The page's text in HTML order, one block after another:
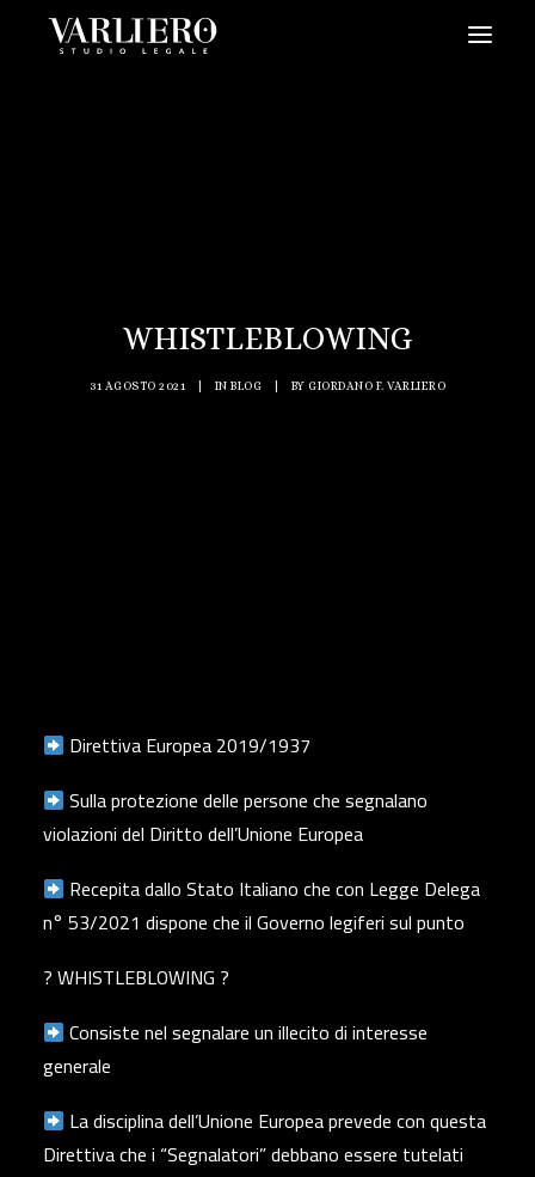
WHISTLEBLOWING
31 AGOSTO 2021 IN BLOG BY GIORDANO F. VARLIERO
Direttiva Europea 2019/1937
Sulla protezione delle persone che segnalano
violazioni del Diritto dell’Unione Europea
Recepita dallo Stato Italiano che con Legge Delega
n° 53/2021 dispone che il Governo legiferi sul punto
? WHISTLEBLOWING ?
Consiste nel segnalare un illecito di interesse
generale
La disciplina dell’Unione Europea prevede con questa
Direttiva che i “Segnalatori” debbano essere tutelati